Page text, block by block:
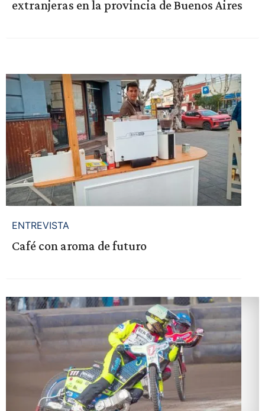
extranjeras en la provincia de Buenos Aires
ENTREVISTA
Café con aroma de futuro